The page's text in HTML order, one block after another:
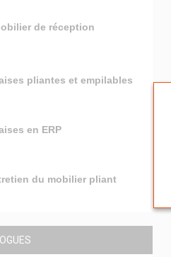
de réception
pliantes et empilables
en ERP
du mobilier pliant